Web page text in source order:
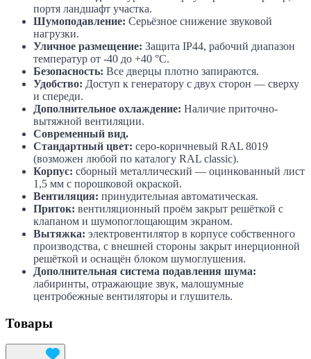
портя ландшафт участка.
Шумоподавление: Серьёзное снижение звуковой
нагрузки.
Уличное размещение: Защита IP44, рабочий диапазон
температур от -40 до +40 °C.
Безопасность: Все дверцы плотно запираются.
Удобство: Доступ к генератору с двух сторон — сверху
и спереди.
Дополнительное охлаждение: Наличие приточно-
вытяжной вентиляции.
Современный вид.
Стандартный цвет: серо-коричневый RAL 8019
(возможен любой по каталогу RAL classic).
Корпус: сборный металлический — оцинкованный лист
1,5 мм с порошковой окраской.
Вентиляция: принудительная автоматическая.
Приток: вентиляционный проём закрыт решёткой с
клапаном и шумопоглощающим экраном.
Вытяжка: электровентилятор в корпусе собственного
производства, с внешней стороны закрыт инерционной
решёткой и оснащён блоком шумоглушения.
Дополнительная система подавления шума:
лабиринты, отражающие звук, малошумные
центробежные вентиляторы и глушитель.
Товары